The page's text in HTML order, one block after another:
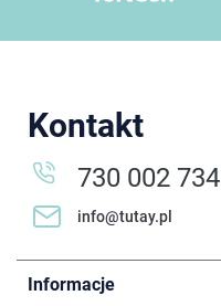
Kontakt
730 002 734
info@tutay.pl
Informacje